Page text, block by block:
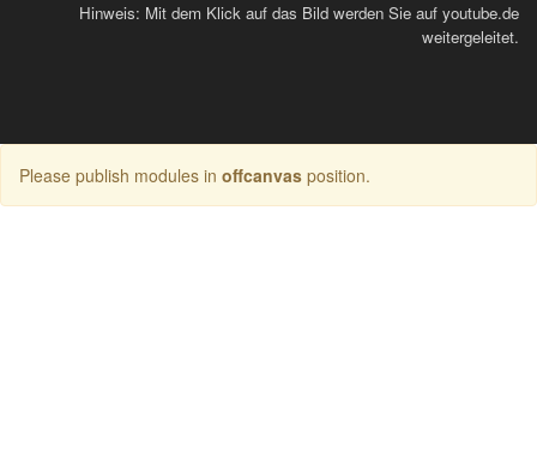
Hinweis: Mit dem Klick auf das Bild werden Sie auf youtube.de
weitergeleitet.
Please publish modules in offcanvas position.